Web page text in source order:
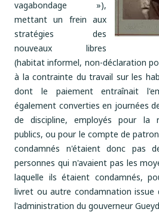
vagabondage »),
mettant un frein aux
stratégies des
nouveaux libres
(habitat informel, non-déclaration
à la contrainte du travail sur les
dont le paiement entraînait
également converties en journées
de discipline, employés pour la
publics, ou pour le compte de
condamnés n'étaient donc pas
personnes qui n'avaient pas les
laquelle ils étaient condamnés,
livret ou autre condamnation issue
l'administration du gouverneur